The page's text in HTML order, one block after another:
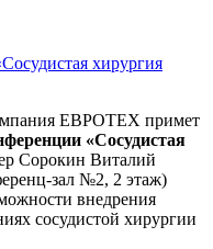
хирургия
ЕВРОТЕХ примет
«Сосудистая
Сорокин Виталий
зал №2, 2 этаж)
внедрения
сосудистой хирургии